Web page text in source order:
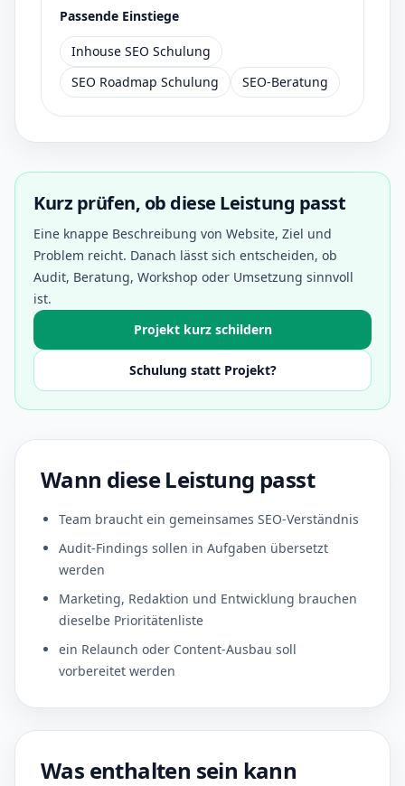
Passende Einstiege
Inhouse SEO Schulung
SEO Roadmap Schulung
SEO-Beratung
Kurz prüfen, ob diese Leistung passt
Eine knappe Beschreibung von Website, Ziel und
Problem reicht. Danach lässt sich entscheiden, ob
Audit, Beratung, Workshop oder Umsetzung sinnvoll
ist.
Projekt kurz schildern
Schulung statt Projekt?
Wann diese Leistung passt
Team braucht ein gemeinsames SEO-Verständnis
Audit-Findings sollen in Aufgaben übersetzt
werden
Marketing, Redaktion und Entwicklung brauchen
dieselbe Prioritätenliste
ein Relaunch oder Content-Ausbau soll
vorbereitet werden
Was enthalten sein kann